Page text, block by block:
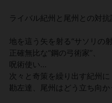
ライバル紀州と尾州との対
地を這う矢を射る“サソリの射
正確無比な“鋼の弓術家”、
呪術使い…
次々と奇策を繰り出す紀州に
勘左達、尾州はどう立ち向か